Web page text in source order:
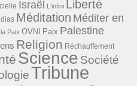
Israël L'infini Liberté
Méditation Méditer en
Paix OVNI Paix Palestine
Religion Réchauffement
Science Société
Tribune